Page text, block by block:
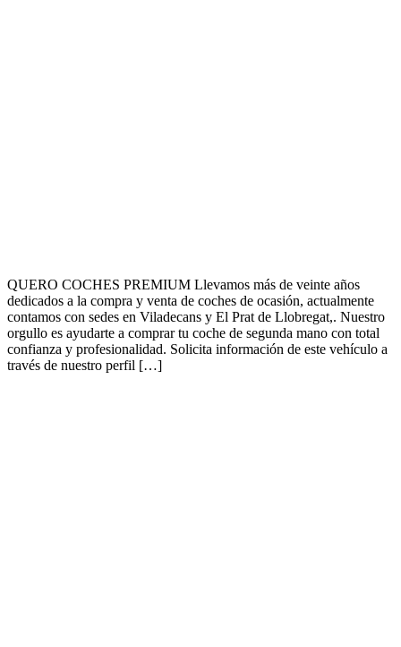
QUERO COCHES PREMIUM Llevamos más de veinte años
dedicados a la compra y venta de coches de ocasión, actualmente
contamos con sedes en Viladecans y El Prat de Llobregat,. Nuestro
orgullo es ayudarte a comprar tu coche de segunda mano con total
confianza y profesionalidad. Solicita información de este vehículo a
través de nuestro perfil […]